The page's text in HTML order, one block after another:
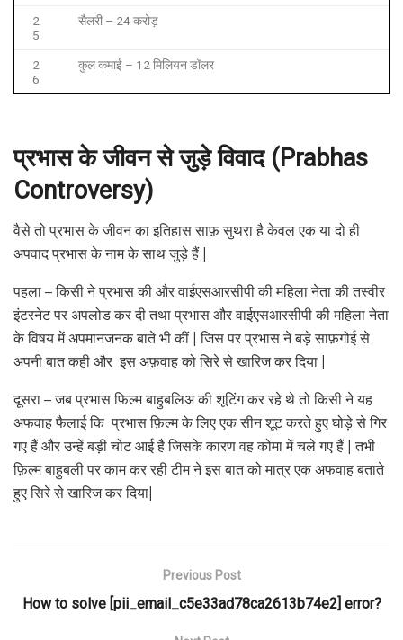
2
5
सैलरी – 24 करोड़
2
6
कुल कमाई – 12 मिलियन डॉलर
प्रभास के जीवन से जुड़े विवाद (Prabhas
Controversy)
वैसे तो प्रभास के जीवन का इतिहास साफ़ सुथरा है केवल एक या दो ही
अपवाद प्रभास के नाम के साथ जुड़े हैं |
पहला – किसी ने प्रभास की और वाईएसआरसीपी की महिला नेता की तस्वीर
इंटरनेट पर अपलोड कर दी तथा प्रभास और वाईएसआरसीपी की महिला नेता
के विषय में अपमानजनक बाते भी कीं | जिस पर प्रभास ने बड़े साफ़गोई से
अपनी बात कही और इस अफ़वाह को सिरे से खारिज कर दिया |
दूसरा – जब प्रभास फ़िल्म बाहुबलिअ की शूटिंग कर रहे थे तो किसी ने यह
अफवाह फैलाई कि प्रभास फ़िल्म के लिए एक सीन शूट करते हुए घोड़े से गिर
गए हैं और उन्हें बड़ी चोट आई है जिसके कारण वह कोमा में चले गए हैं | तभी
फ़िल्म बाहुबली पर काम कर रही टीम ने इस बात को मात्र एक अफवाह बताते
हुए सिरे से खारिज कर दिया|
Previous Post
How to solve [pii_email_c5e33ad78ca2613b74e2] error?